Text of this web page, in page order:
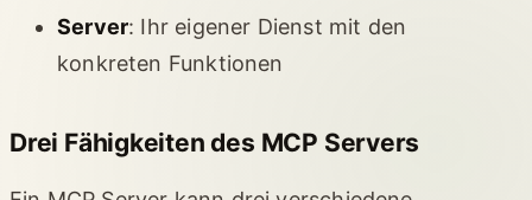
Server: Ihr eigener Dienst mit den
konkreten Funktionen
Drei Fähigkeiten des MCP Servers